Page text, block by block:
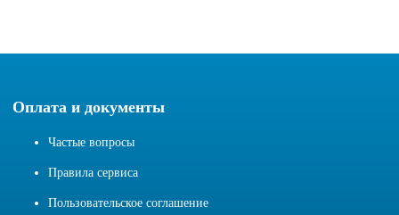
Оплата и документы
Частые вопросы
Правила сервиса
Пользовательское соглашение